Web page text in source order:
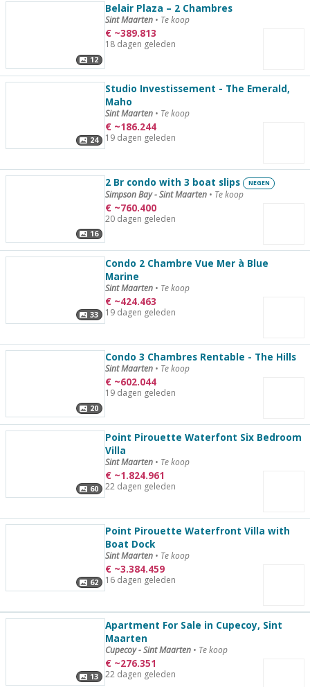
12
Belair Plaza – 2 Chambres
Sint Maarten • Te koop
€ ~389.813
18 dagen geleden
24
Studio Investissement - The Emerald,
Maho
Sint Maarten • Te koop
€ ~186.244
19 dagen geleden
16
2 Br condo with 3 boat slips NEGEN
Simpson Bay - Sint Maarten • Te koop
€ ~760.400
20 dagen geleden
33
Condo 2 Chambre Vue Mer à Blue
Marine
Sint Maarten • Te koop
€ ~424.463
19 dagen geleden
20
Condo 3 Chambres Rentable - The Hills
Sint Maarten • Te koop
€ ~602.044
19 dagen geleden
60
Point Pirouette Waterfont Six Bedroom
Villa
Sint Maarten • Te koop
€ ~1.824.961
22 dagen geleden
62
Point Pirouette Waterfront Villa with
Boat Dock
Sint Maarten • Te koop
€ ~3.384.459
16 dagen geleden
13
Apartment For Sale in Cupecoy, Sint
Maarten
Cupecoy - Sint Maarten • Te koop
€ ~276.351
22 dagen geleden